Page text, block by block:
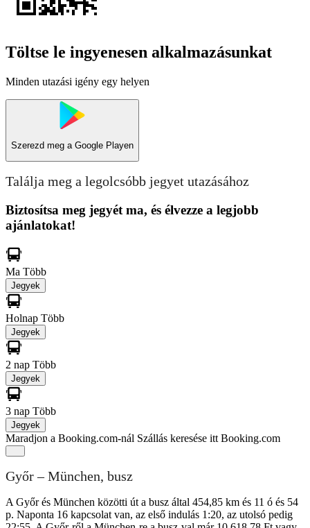
Töltse le ingyenesen alkalmazásunkat
Minden utazási igény egy helyen
Szerezd meg a Google Playen
Találja meg a legolcsóbb jegyet utazásához
Biztosítsa meg jegyét ma, és élvezze a legjobb
ajánlatokat!
Ma Több
Jegyek
Holnap Több
Jegyek
2 nap Több
Jegyek
3 nap Több
Jegyek
Maradjon a Booking.com-nál Szállás keresése itt Booking.com
Győr – München, busz
A Győr és München közötti út a busz által 454,85 km és 11 ó és 54
p. Naponta 16 kapcsolat van, az első indulás 1:20, az utolsó pedig